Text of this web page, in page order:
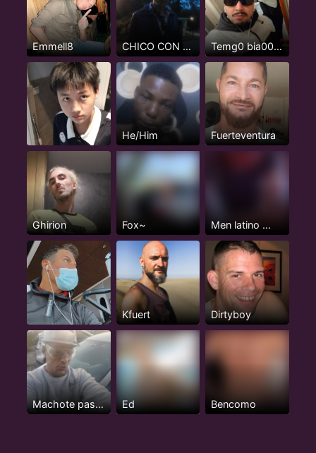
Emmell8 CHICO CON CLASE Temg0 bia000gra entrega a la ben0ta
He/Him Fuerteventura
Ghirion Fox~ Men latino 🇨🇺🔥
Kfuert Dirtyboy
Machote pasivo Ed Bencomo